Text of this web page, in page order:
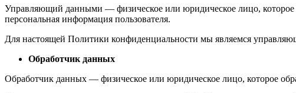
Управляющий данными — физическое или юридическое лицо, которое
персональная информация пользователя.
Для настоящей Политики конфиденциальности мы являемся
Обработчик данных
Обработчик данных — физическое или юридическое лицо, которое